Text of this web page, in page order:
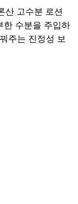
산 고수분 로션
한 수분을 주입하
주는 진정성 보